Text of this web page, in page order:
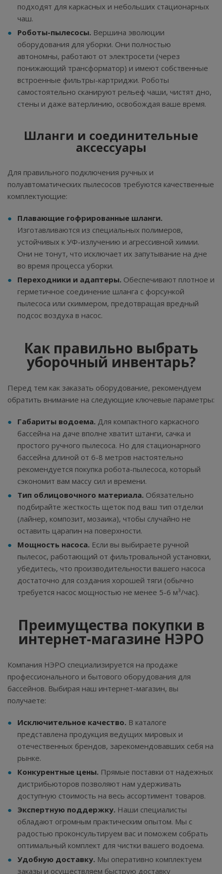
подходят для каркасных и небольших стационарных
чаш.
Роботы-пылесосы. Вершина эволюции
оборудования для уборки. Они полностью
автономны, работают от электросети (через
понижающий трансформатор) и имеют собственные
встроенные фильтры-картриджи. Роботы
самостоятельно сканируют рельеф чаши, чистят дно,
стены и даже ватерлинию, освобождая ваше время.
Шланги и соединительные
аксессуары
Для правильного подключения ручных и
полуавтоматических пылесосов требуются качественные
комплектующие:
Плавающие гофрированные шланги.
Изготавливаются из специальных полимеров,
устойчивых к УФ-излучению и агрессивной химии.
Они не тонут, что исключает их запутывание на дне
во время процесса уборки.
Переходники и адаптеры. Обеспечивают плотное и
герметичное соединение шланга с форсункой
пылесоса или скиммером, предотвращая вредный
подсос воздуха в насос.
Как правильно выбрать
уборочный инвентарь?
Перед тем как заказать оборудование, рекомендуем
обратить внимание на следующие ключевые параметры:
Габариты водоема. Для компактного каркасного
бассейна на даче вполне хватит штанги, сачка и
простого ручного пылесоса. Но для стационарного
бассейна длиной от 6-8 метров настоятельно
рекомендуется покупка робота-пылесоса, который
сэкономит вам массу сил и времени.
Тип облицовочного материала. Обязательно
подбирайте жесткость щеток под ваш тип отделки
(лайнер, композит, мозаика), чтобы случайно не
оставить царапин на поверхности.
Мощность насоса. Если вы выбираете ручной
пылесос, работающий от фильтровальной установки,
убедитесь, что производительности вашего насоса
достаточно для создания хорошей тяги (обычно
требуется насос мощностью не менее 5-6 м³/час).
Преимущества покупки в
интернет-магазине НЭРО
Компания НЭРО специализируется на продаже
профессионального и бытового оборудования для
бассейнов. Выбирая наш интернет-магазин, вы
получаете:
Исключительное качество. В каталоге
представлена продукция ведущих мировых и
отечественных брендов, зарекомендовавших себя на
рынке.
Конкурентные цены. Прямые поставки от надежных
дистрибьюторов позволяют нам удерживать
доступную стоимость на весь ассортимент товаров.
Экспертную поддержку. Наши специалисты
обладают огромным практическим опытом. Мы с
радостью проконсультируем вас и поможем собрать
оптимальный комплект для чистки вашего водоема.
Удобную доставку. Мы оперативно комплектуем
заказы и осуществляем быструю доставку